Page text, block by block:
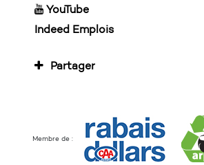
YouTube
Indeed Emplois
Partager
Membre de :